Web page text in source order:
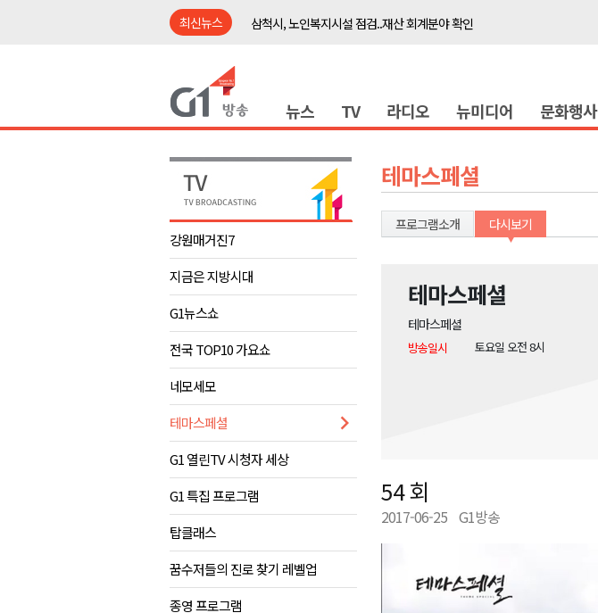
최신뉴스
삼척시, 노인복지시설 점검..재산 회계분야 확인
춘천시, 오는 8일 의암호서 '드론 라이트쇼'
강릉 국가유산야행, 지역 대학생도 참여
원주시, 다음 달 1일 시민주권 반상회 개최
홍천군 "철도 개통 이후를 그린다"
산림청, 평창 소나무재선충병 예찰 헬기 투입
삼척시, 노인복지시설 점검..재산 회계분야 확인
동해시, 찾아가는 토양 건강진단 참여 농가 모집
ITS 교통도시 강릉..콜 버스 실증
횡성군 여성농업인 대상 순회 진료 서비스 제공
강릉 국가유산야행, 지역 대학생도 참여
원주시, 다음 달 1일 시민주권 반상회 개최
뉴스 TV 라디오 뉴미디어 문화행사
강원매거진7
지금은 지방시대
G1뉴스쇼
전국 TOP10 가요쇼
네모세모
테마스페셜
G1 열린TV 시청자 세상
G1 특집 프로그램
탑클래스
꿈수저들의 진로 찾기 레벨업
종영 프로그램
테마스페셜
프로그램소개 다시보기
테마스페셜
테마스페셜
방송일시 토요일 오전 8시
54 회
2017-06-25 G1방송